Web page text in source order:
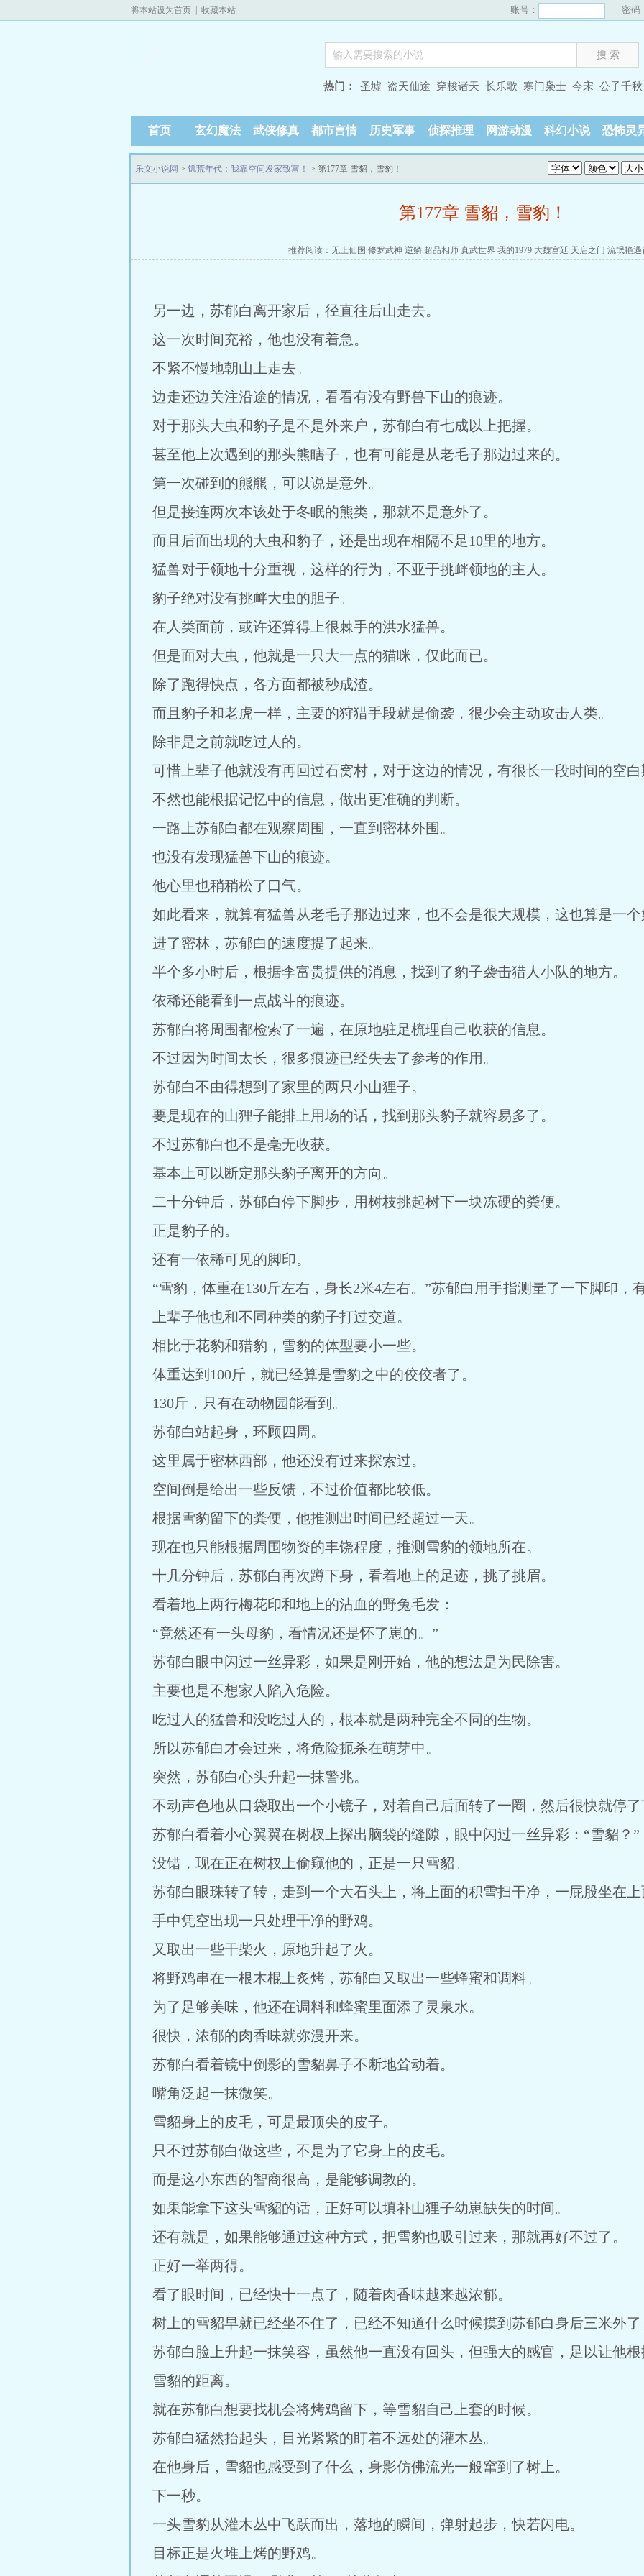
将本站设为首页 收藏本站 账号： 密码
热门： 圣墟 盗天仙途 穿梭诸天 长乐歌 寒门枭士 今宋 公子千秋
首页 玄幻魔法 武侠修真 都市言情 历史军事 侦探推理 网游动漫 科幻小说 恐怖灵
乐文小说网 > 饥荒年代：我靠空间发家致富！ > 第177章 雪貂，雪豹！
第177章 雪貂，雪豹！
推荐阅读： 无上仙国 修罗武神 逆鳞 超品相师 真武世界 我的1979 大魏宫廷 天启之门 流氓艳遇
另一边，苏郁白离开家后，径直往后山走去。
这一次时间充裕，他也没有着急。
不紧不慢地朝山上走去。
边走还边关注沿途的情况，看看有没有野兽下山的痕迹。
对于那头大虫和豹子是不是外来户，苏郁白有七成以上把握。
甚至他上次遇到的那头熊瞎子，也有可能是从老毛子那边过来的。
第一次碰到的熊羆，可以说是意外。
但是接连两次本该处于冬眠的熊类，那就不是意外了。
而且后面出现的大虫和豹子，还是出现在相隔不足10里的地方。
猛兽对于领地十分重视，这样的行为，不亚于挑衅领地的主人。
豹子绝对没有挑衅大虫的胆子。
在人类面前，或许还算得上很棘手的洪水猛兽。
但是面对大虫，他就是一只大一点的猫咪，仅此而已。
除了跑得快点，各方面都被秒成渣。
而且豹子和老虎一样，主要的狩猎手段就是偷袭，很少会主动攻击人类。
除非是之前就吃过人的。
可惜上辈子他就没有再回过石窝村，对于这边的情况，有很长一段时间的空白
不然也能根据记忆中的信息，做出更准确的判断。
一路上苏郁白都在观察周围，一直到密林外围。
也没有发现猛兽下山的痕迹。
他心里也稍稍松了口气。
如此看来，就算有猛兽从老毛子那边过来，也不会是很大规模，这也算是一个
进了密林，苏郁白的速度提了起来。
半个多小时后，根据李富贵提供的消息，找到了豹子袭击猎人小队的地方。
依稀还能看到一点战斗的痕迹。
苏郁白将周围都检索了一遍，在原地驻足梳理自己收获的信息。
不过因为时间太长，很多痕迹已经失去了参考的作用。
苏郁白不由得想到了家里的两只小山狸子。
要是现在的山狸子能排上用场的话，找到那头豹子就容易多了。
不过苏郁白也不是毫无收获。
基本上可以断定那头豹子离开的方向。
二十分钟后，苏郁白停下脚步，用树枝挑起树下一块冻硬的粪便。
正是豹子的。
还有一依稀可见的脚印。
“雪豹，体重在130斤左右，身长2米4左右。”苏郁白用手指测量了一下脚印，
上辈子他也和不同种类的豹子打过交道。
相比于花豹和猎豹，雪豹的体型要小一些。
体重达到100斤，就已经算是雪豹之中的佼佼者了。
130斤，只有在动物园能看到。
苏郁白站起身，环顾四周。
这里属于密林西部，他还没有过来探索过。
空间倒是给出一些反馈，不过价值都比较低。
根据雪豹留下的粪便，他推测出时间已经超过一天。
现在也只能根据周围物资的丰饶程度，推测雪豹的领地所在。
十几分钟后，苏郁白再次蹲下身，看着地上的足迹，挑了挑眉。
看着地上两行梅花印和地上的沾血的野兔毛发：
“竟然还有一头母豹，看情况还是怀了崽的。”
苏郁白眼中闪过一丝异彩，如果是刚开始，他的想法是为民除害。
主要也是不想家人陷入危险。
吃过人的猛兽和没吃过人的，根本就是两种完全不同的生物。
所以苏郁白才会过来，将危险扼杀在萌芽中。
突然，苏郁白心头升起一抹警兆。
不动声色地从口袋取出一个小镜子，对着自己后面转了一圈，然后很快就停了
苏郁白看着小心翼翼在树杈上探出脑袋的缝隙，眼中闪过一丝异彩：“雪貂？”
没错，现在正在树杈上偷窥他的，正是一只雪貂。
苏郁白眼珠转了转，走到一个大石头上，将上面的积雪扫干净，一屁股坐在上
手中凭空出现一只处理干净的野鸡。
又取出一些干柴火，原地升起了火。
将野鸡串在一根木棍上炙烤，苏郁白又取出一些蜂蜜和调料。
为了足够美味，他还在调料和蜂蜜里面添了灵泉水。
很快，浓郁的肉香味就弥漫开来。
苏郁白看着镜中倒影的雪貂鼻子不断地耸动着。
嘴角泛起一抹微笑。
雪貂身上的皮毛，可是最顶尖的皮子。
只不过苏郁白做这些，不是为了它身上的皮毛。
而是这小东西的智商很高，是能够调教的。
如果能拿下这头雪貂的话，正好可以填补山狸子幼崽缺失的时间。
还有就是，如果能够通过这种方式，把雪豹也吸引过来，那就再好不过了。
正好一举两得。
看了眼时间，已经快十一点了，随着肉香味越来越浓郁。
树上的雪貂早就已经坐不住了，已经不知道什么时候摸到苏郁白身后三米外了
苏郁白脸上升起一抹笑容，虽然他一直没有回头，但强大的感官，足以让他
雪貂的距离。
就在苏郁白想要找机会将烤鸡留下，等雪貂自己上套的时候。
苏郁白猛然抬起头，目光紧紧的盯着不远处的灌木丛。
在他身后，雪貂也感受到了什么，身影仿佛流光一般窜到了树上。
下一秒。
一头雪豹从灌木丛中飞跃而出，落地的瞬间，弹射起步，快若闪电。
目标正是火堆上烤的野鸡。